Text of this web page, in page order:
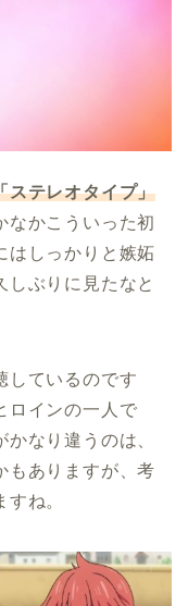
ステレオタイプ」
なかこういった初
はしっかりと嫉妬
しぶりに見たなと
しているのです
ロインの一人で
なり違うのは、
もありますが、考
ね。